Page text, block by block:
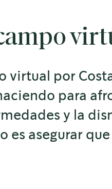
virtual por
para
y la
es asegurar